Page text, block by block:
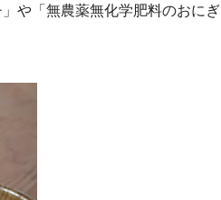
や「無農薬無化学肥料のおにぎ